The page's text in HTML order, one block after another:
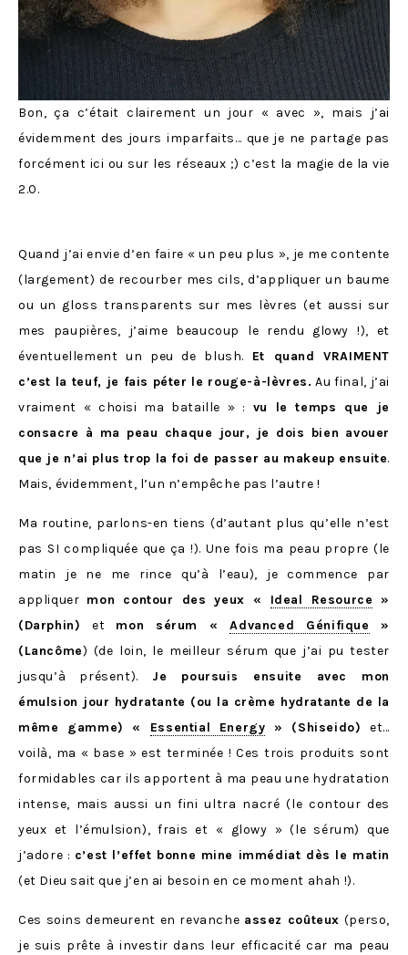
Bon, ça c’était clairement un jour « avec », mais j’ai
évidemment des jours imparfaits… que je ne partage pas
forcément ici ou sur les réseaux ;) c’est la magie de la vie
2.0.
Quand j’ai envie d’en faire « un peu plus », je me contente
(largement) de recourber mes cils, d’appliquer un baume
ou un gloss transparents sur mes lèvres (et aussi sur
mes paupières, j’aime beaucoup le rendu glowy !), et
éventuellement un peu de blush. Et quand VRAIMENT
c’est la teuf, je fais péter le rouge-à-lèvres. Au final, j’ai
vraiment « choisi ma bataille » : vu le temps que je
consacre à ma peau chaque jour, je dois bien avouer
que je n’ai plus trop la foi de passer au makeup ensuite.
Mais, évidemment, l’un n’empêche pas l’autre !
Ma routine, parlons-en tiens (d’autant plus qu’elle n’est
pas SI compliquée que ça !). Une fois ma peau propre (le
matin je ne me rince qu’à l’eau), je commence par
appliquer mon contour des yeux « Ideal Resource »
(Darphin)et mon sérum «Advanced Génifique »
(Lancôme) (de loin, le meilleur sérum que j’ai pu tester
jusqu’à présent). Je poursuis ensuite avec mon
émulsion jour hydratante (ou la crème hydratante de la
même gamme) « Essential Energy » (Shiseido)et…
voilà, ma « base » est terminée ! Ces trois produits sont
formidables car ils apportent à ma peau une hydratation
intense, mais aussi un fini ultra nacré (le contour des
yeux et l’émulsion), frais et « glowy » (le sérum) que
j’adore : c’est l’effet bonne mine immédiat dès le matin
(et Dieu sait que j’en ai besoin en ce moment ahah !).
Ces soins demeurent en revanche assez coûteux (perso,
je suis prête à investir dans leur efficacité car ma peau